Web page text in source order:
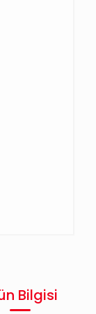
Bilgisi